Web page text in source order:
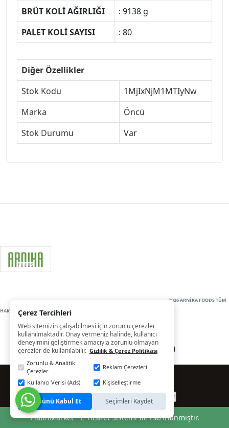
BRÜT KOLİ AĞIRLIĞI
: 9138 g
PALET KOLİ SAYISI
: 80
Diğer Özellikler
Stok Kodu
1MjIxNjM1MTIyNw
Marka
Öncü
Stok Durumu
Var
2026 ARNİKA FOODS TÜM
HAKLARI SAKLIDIR
PlatinMarket E-Ticaret Sistemiİle Hazırlanmıştır.
Çerez Tercihleri
Web sitemizin çalışabilmesi için zorunlu çerezler
kullanılmaktadır. Onay vermeniz halinde, kullanıcı
deneyimini geliştirmek amacıyla zorunlu olmayan
çerezler de kullanılabilir. Gizlilik & Çerez Politikası
Zorunlu & Analitik
Çerezler
Reklam Çerezleri
Kullanıcı Verisi (Ads)
Kişiselleştirme
Tümünü Kabul Et Seçimleri Kaydet